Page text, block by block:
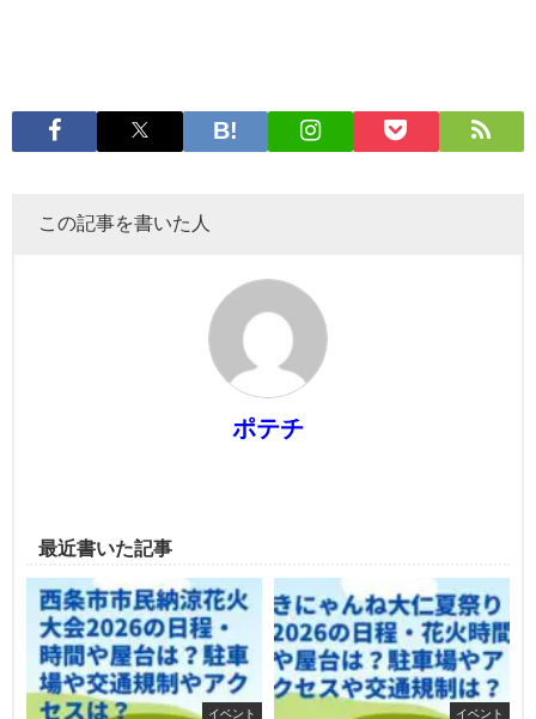
この記事を書いた人
ポテチ
最近書いた記事
イベント イベント